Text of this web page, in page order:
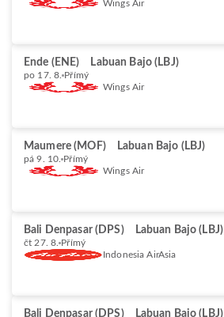
Wings Air
Ende (ENE) Labuan Bajo (LBJ)
po 17. 8. Přímý
Wings Air
Maumere (MOF) Labuan Bajo (LBJ)
pá 9. 10. Přímý
Wings Air
Bali Denpasar (DPS) Labuan Bajo (LBJ)
čt 27. 8. Přímý
Indonesia AirAsia
Bali Denpasar (DPS) Labuan Bajo (LBJ)